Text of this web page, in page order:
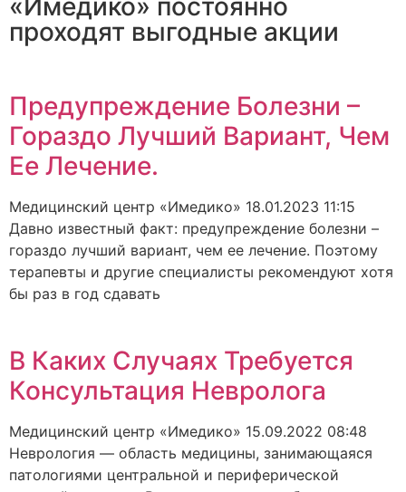
проходят выгодные акции
Предупреждение Болезни –
Гораздо Лучший Вариант, Чем
Ее Лечение.
Медицинский центр «Имедико» 18.01.2023 11:15
Давно известный факт: предупреждение болезни –
гораздо лучший вариант, чем ее лечение. Поэтому
терапевты и другие специалисты рекомендуют хотя
бы раз в год сдавать
В Каких Случаях Требуется
Консультация Невролога
Медицинский центр «Имедико» 15.09.2022 08:48
Неврология — область медицины, занимающаяся
патологиями центральной и периферической